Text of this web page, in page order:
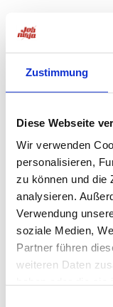
Zustimmung
Diese Webseite
Wir verwenden
personalisieren,
zu können und die
analysieren.
Verwendung
soziale Medien,
Partner führen
weiteren Daten